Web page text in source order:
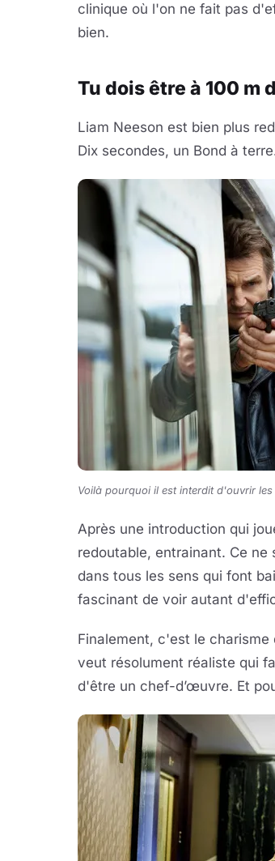
clinique où l'on ne fait pas
bien.
Tu dois être à 100 m
Liam Neeson est bien plus
Dix secondes, un Bond à
Voilà pourquoi il est interdit d'ouvrir
Après une introduction qui
redoutable, entrainant. Ce
dans tous les sens qui font
fascinant de voir autant
Finalement, c'est le
veut résolument réaliste qui
d'être un chef-d’œuvre. Et